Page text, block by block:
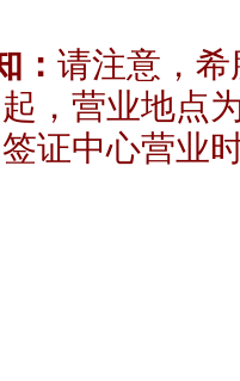
： 请注意，
，营业地点
签证中心营业